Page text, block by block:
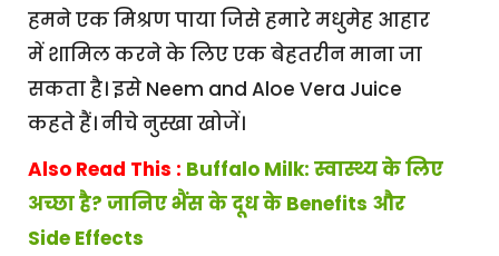
हमने एक मिश्रण पाया जिसे हमारे मधुमेह आहार
में शामिल करने के लिए एक बेहतरीन माना जा
सकता है। इसे Neem and Aloe Vera Juice
कहते हैं। नीचे नुस्खा खोजें।
Also Read This : Buffalo Milk: स्वास्थ्य के लिए
अच्छा है? जानिए भैंस के दूध के Benefits और
Side Effects